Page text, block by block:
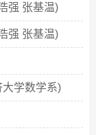
强 张基温)
强 张基温)
学数学系)